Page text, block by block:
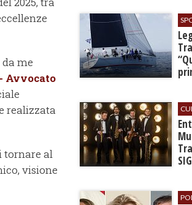
me
Avvocato
realizzata
tornare al
visione